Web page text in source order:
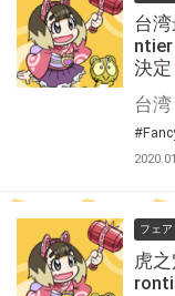
台
決定
フェア
虎